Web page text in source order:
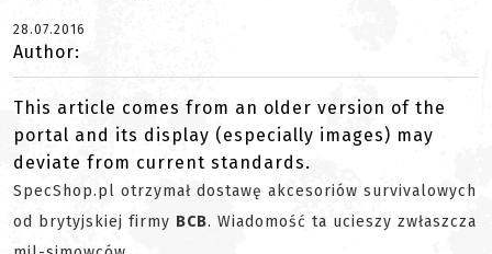
28.07.2016
Author:
This article comes from an older version of the
portal and its display (especially images) may
deviate from current standards.
SpecShop.pl otrzymał dostawę akcesoriów survivalowych
od brytyjskiej firmy BCB. Wiadomość ta ucieszy zwłaszcza